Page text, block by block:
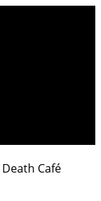
Death Café